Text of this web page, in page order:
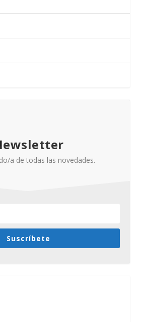
a de todas las novedades.
Suscríbete